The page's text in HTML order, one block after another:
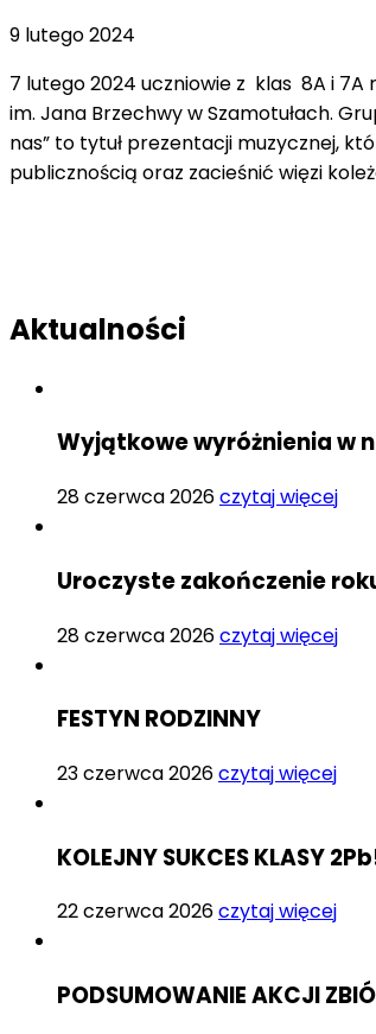
9 lutego 2024
7 lutego 2024 uczniowie z klas 8A i 7A
im. Jana Brzechwy w Szamotułach.
nas” to tytuł prezentacji muzycznej,
publicznością oraz zacieśnić więzi
Aktualności
Wyjątkowe wyróżnienia w
28 czerwca 2026czytaj więcej
Uroczyste zakończenie
28 czerwca 2026czytaj więcej
FESTYN RODZINNY
23 czerwca 2026czytaj więcej
KOLEJNY SUKCES KLASY
22 czerwca 2026czytaj więcej
PODSUMOWANIE AKCJI